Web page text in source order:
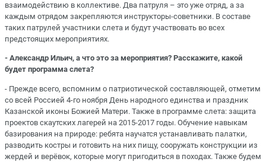
взаимодействию в коллективе. Два патруля – это уже отряд, а за
каждым отрядом закрепляются инструкторы-советники. В составе
таких патрулей участники слета и будут участвовать во всех
предстоящих мероприятиях.
- Александр Ильич, а что это за мероприятия? Расскажите, какой
будет программа слета?
- Прежде всего, вспомним о патриотической составляющей, отметим
со всей Россией 4-го ноября День народного единства и праздник
Казанской иконы Божией Матери. Также в программе слета: защита
проектов скаутских лагерей на 2015-2017 годы. Обучение навыкам
базирования на природе: ребята научатся устанавливать палатки,
разводить костры и готовить на них пищу, сооружать конструкции из
жердей и верёвок, которые могут пригодиться в походах. Также будем